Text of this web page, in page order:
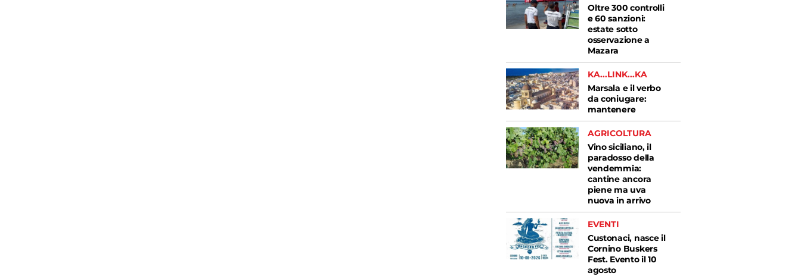
Oltre 300 controlli
e 60 sanzioni:
estate sotto
osservazione a
Mazara
KA...LINK...KA
Marsala e il verbo
da coniugare:
mantenere
AGRICOLTURA
Vino siciliano, il
paradosso della
vendemmia:
cantine ancora
piene ma uva
nuova in arrivo
EVENTI
Custonaci, nasce il
Cornino Buskers
Fest. Evento il 10
agosto